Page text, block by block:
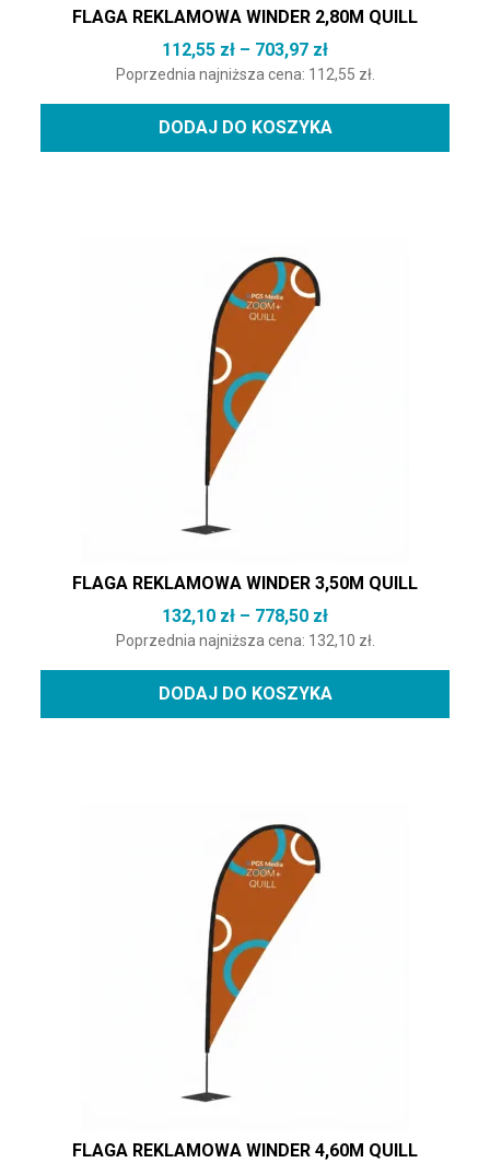
FLAGA REKLAMOWA WINDER 2,80M QUILL
112,55 zł – 703,97 złZakres cen: od
Poprzednia najniższa cena: 112,55 zł.
DODAJ DO KOSZYKA
FLAGA REKLAMOWA WINDER 3,50M QUILL
132,10 zł – 778,50 złZakres cen: od
Poprzednia najniższa cena: 132,10 zł.
DODAJ DO KOSZYKA
FLAGA REKLAMOWA WINDER 4,60M QUILL